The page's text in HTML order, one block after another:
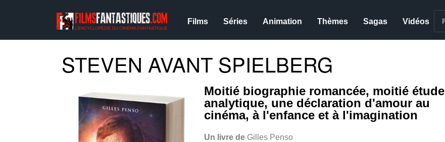
Films Séries Animation Thèmes Sagas Vidéos
STEVEN AVANT SPIELBERG
Moitié biographie romancée, moitié étude
analytique, une déclaration d'amour au
cinéma, à l'enfance et à l'imagination
Un livre de Gilles Penso